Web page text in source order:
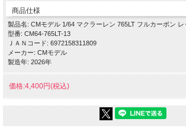
商品仕様
製品名: CMモデル 1/64 マクラーレン 765LT フルカーボン レ
型番: CM64-765LT-13
ＪＡＮコード: 6972158311809
メーカー: CMモデル
製造年: 2026年
価格:4,400円(税込)